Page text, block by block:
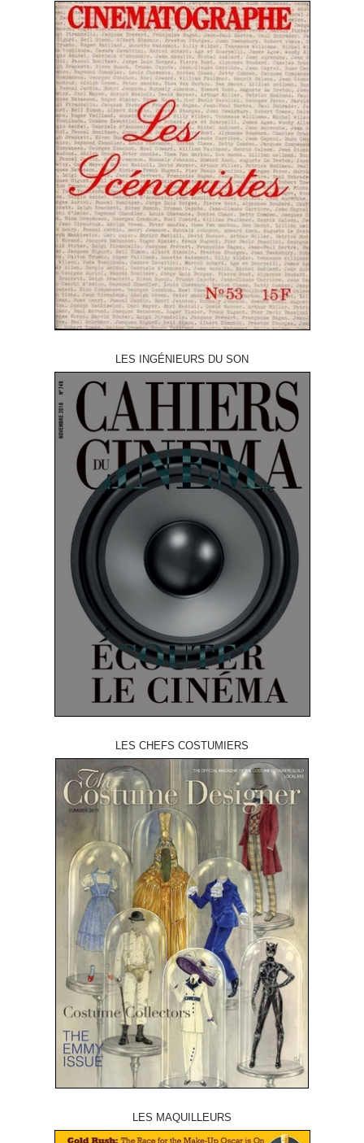
LES INGÉNIEURS DU SON
LES CHEFS COSTUMIERS
LES MAQUILLEURS